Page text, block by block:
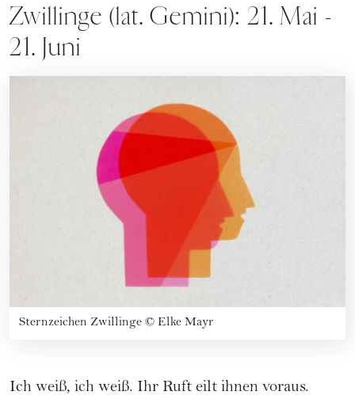
Zwillinge (lat. Gemini): 21. Mai -
21. Juni
Sternzeichen Zwillinge © Elke Mayr
Ich weiß, ich weiß. Ihr Ruft eilt ihnen voraus.